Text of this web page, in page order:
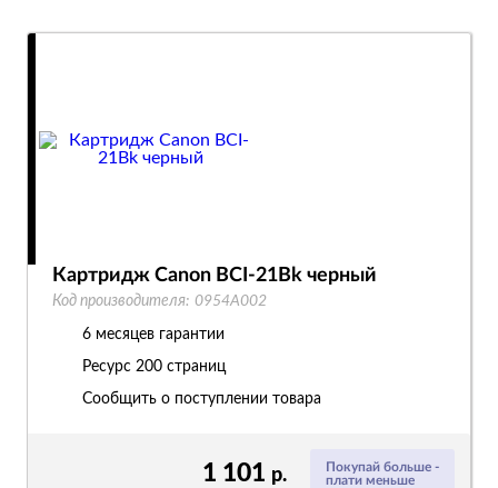
Покупай больше -
плати меньше
1 101 р.
Картридж Canon BCI-21Bk черный
Код производителя: 0954A002
6 месяцев гарантии
Ресурс 200 страниц
Сообщить о поступлении товара